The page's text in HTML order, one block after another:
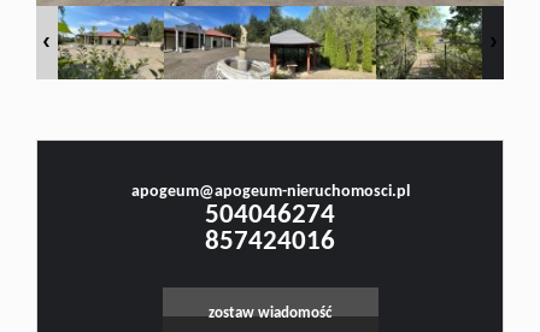
Rynek
apogeum@apogeum-nieruchomosci.pl
504046274
857424016
zostaw wiadomość